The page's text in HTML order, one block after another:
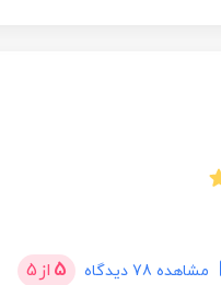
مشاهده 78 دیدگاه 5 از 5